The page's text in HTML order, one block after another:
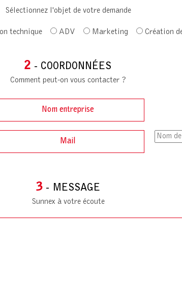
Sélectionnez l'objet de votre demande
technique ADV Marketing Création
2 - COORDONNÉES
Comment peut-on vous contacter ?
3- MESSAGE
Sunnex à votre écoute